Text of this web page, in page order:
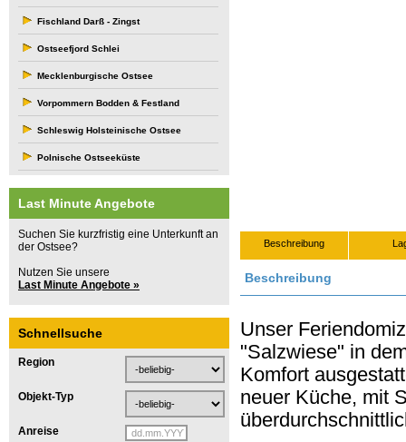
Fischland Darß - Zingst
Ostseefjord Schlei
Mecklenburgische Ostsee
Vorpommern Bodden & Festland
Schleswig Holsteinische Ostsee
Polnische Ostseeküste
Last Minute Angebote
Suchen Sie kurzfristig eine Unterkunft an
der Ostsee?
Nutzen Sie unsere
Last Minute Angebote »
Schnellsuche
Region
Objekt-Typ
Anreise
Beschreibung
Beschreibung
Unser
"Salzwiese" in
Komfort
neuer Küche, mit